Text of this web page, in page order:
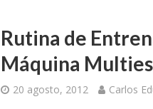
Rutina de
Máquina
20 agosto, 2012 Carlos